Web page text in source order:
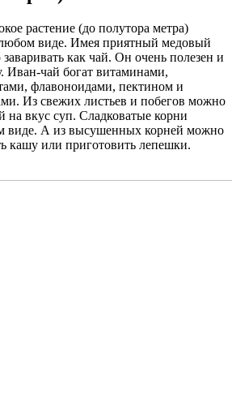
растение (до полутора метра)
виде. Имея приятный медовый
как чай. Он очень полезен и
Иван-чай богат витаминами,
флавоноидами, пектином и
Из свежих листьев и побегов можно
на вкус суп. Сладковатые корни
виде. А из высушенных корней можно
кашу или приготовить лепешки.